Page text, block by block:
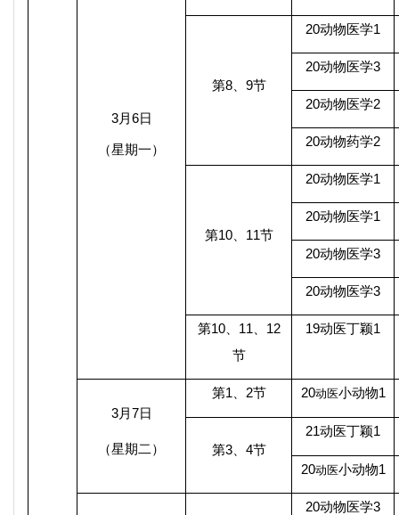
3月6日
（星期一）
第8、 9节
20动物医学1
20动物医学3
20动物医学2
20动物药学2
第10、 11节
20动物医学1
20动物医学1
20动物医学3
20动物医学3
第10、 11
12
节
19动医丁颖1
3月7日
（星期二）
第1 2节 20动医小动物1
第3、 4节
21动医丁颖1
20动医小动物1
20动物医学3